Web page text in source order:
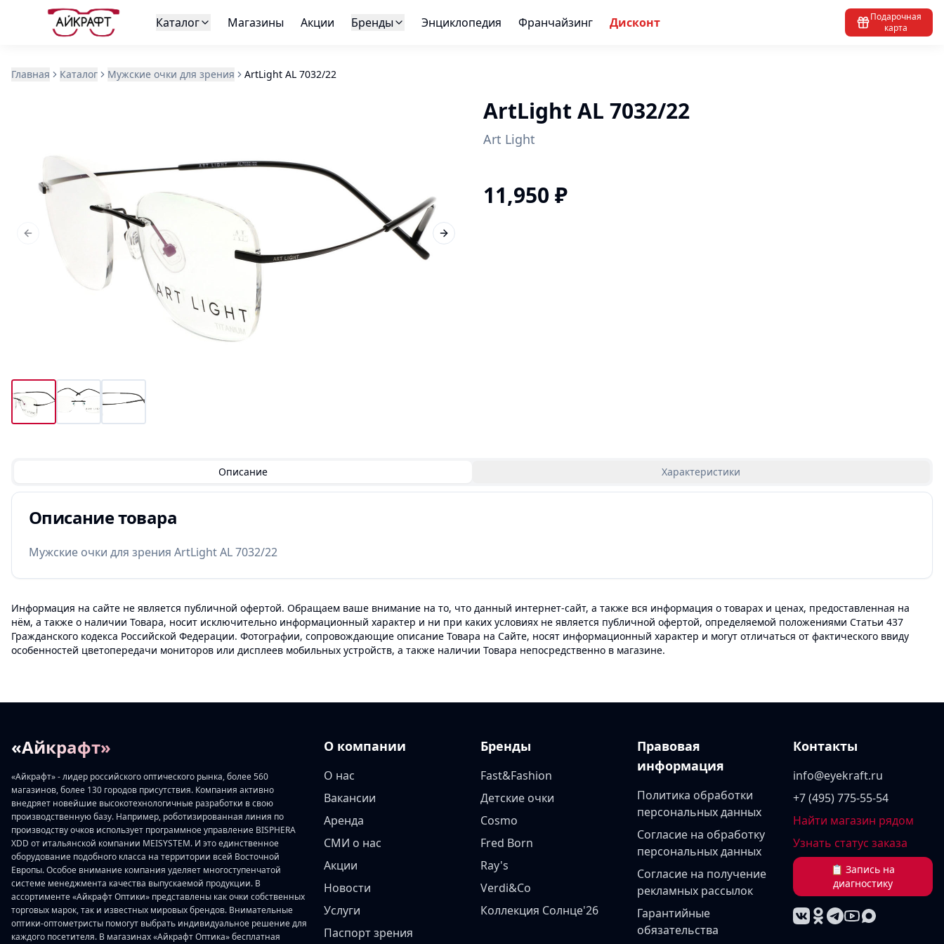
Каталог Магазины Акции Бренды Энциклопедия Франчайзинг Дисконт
Подарочная
карта
Главная Каталог Мужские очки для зрения ArtLight AL 7032/22
Previous slide Next slide
ArtLight AL 7032/22
Art Light
11,950 ₽
Описание Характеристики
Описание товара
Мужские очки для зрения ArtLight AL 7032/22
Информация на сайте не является публичной офертой. Обращаем ваше внимание на то, что данный интернет-сайт, а также вся информация о товарах и ценах, предоставленная на
нём, а также о наличии Товара, носит исключительно информационный характер и ни при каких условиях не является публичной офертой, определяемой положениями Статьи 437
Гражданского кодекса Российской Федерации. Фотографии, сопровождающие описание Товара на Сайте, носят информационный характер и могут отличаться от фактического ввиду
особенностей цветопередачи мониторов или дисплеев мобильных устройств, а также наличии Товара непосредственно в магазине.
«Айкрафт»
«Айкрафт» - лидер российского оптического рынка, более 560
магазинов, более 130 городов присутствия. Компания активно
внедряет новейшие высокотехнологичные разработки в свою
производственную базу. Например, роботизированная линия по
производству очков использует программное управление BISPHERA
XDD от итальянской компании MEISYSTEM. И это единственное
оборудование подобного класса на территории всей Восточной
Европы. Особое внимание компания уделяет многоступенчатой
системе менеджмента качества выпускаемой продукции. В
ассортименте «Айкрафт Оптики» представлены как очки собственных
торговых марок, так и известных мировых брендов. Внимательные
оптики-оптометристы помогут выбрать индивидуальное решение для
каждого посетителя. В магазинах «Айкрафт Оптика» бесплатная
О компании
О нас
Вакансии
Аренда
СМИ о нас
Акции
Новости
Услуги
Паспорт зрения
Бренды
Fast&Fashion
Детские очки
Cosmo
Fred Born
Ray's
Verdi&Co
Коллекция Солнце'26
Правовая
информация
Политика обработки
персональных данных
Согласие на обработку
персональных данных
Согласие на получение
рекламных рассылок
Гарантийные
обязательства
Контакты
info@eyekraft.ru
+7 (495) 775-55-54
Найти магазин рядом
Узнать статус заказа
📋 Запись на
диагностику